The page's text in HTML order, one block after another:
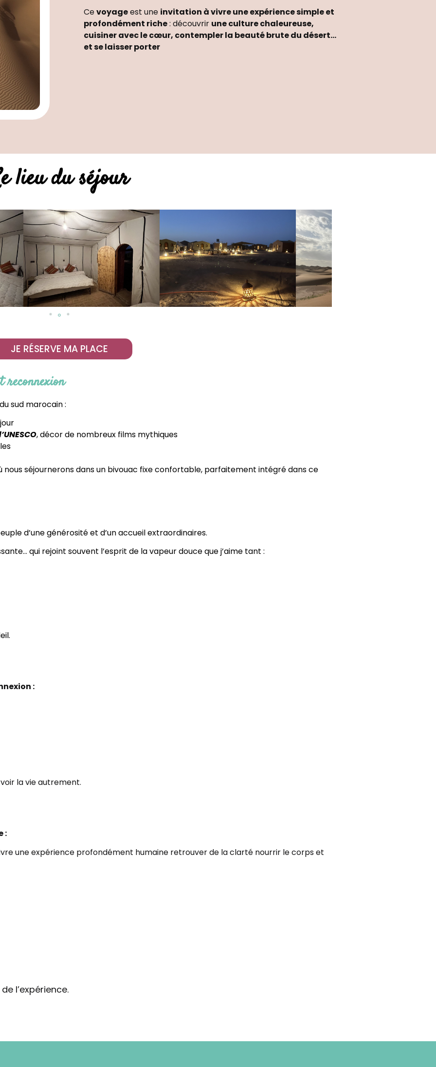
Cevoyageest une invitation à vivre une expérience simple et
profondément riche: découvrir une culture chaleureuse,
cuisiner avec le cœur, contempler la beauté brute du désert…
et se laisser porter
lieu du séjour
JE RÉSERVE MA PLACE
reconnexion
sud marocain :
, décor de nombreux films mythiques
nous séjournerons dans un bivouac fixe confortable, parfaitement intégré dans ce
d’une générosité et d’un accueil extraordinaires.
qui rejoint souvent l’esprit de la vapeur douce que j’aime tant :
:
la vie autrement.
:
une expérience profondément humaine retrouver de la clarté nourrir le corps et
l’expérience.